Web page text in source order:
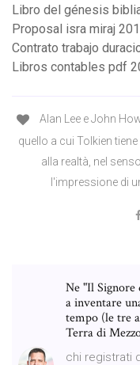
Libro del génesis
Proposal isra miraj
Contrato trabajo
Libros contables pdf
Alan Lee e John
quello a cui Tolkien
alla realtà, nel
l'impressione di
Ne "Il
a inventare
tempo (le tre
Terra di
chi registrati